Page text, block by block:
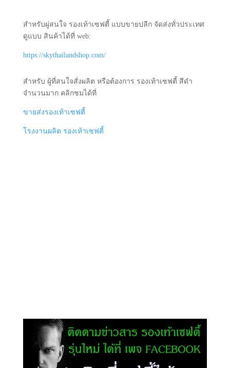
สำหรับผู่สนใจ รองเท้าเซฟตี้ แบบขายปลีก จัดส่งทั่วประเทศ
ดูแบบ สินค้าได้ที่ web:
https://skythailandshop.com/
สำหรับ ผู้ที่สนใจสั่งผลิต หรือต้องการ รองเท้าเซฟตี้ สีดำ
จำนวนมาก คลิกชมได้ที่
ขายส่งรองเท้าเซฟตี้
โรงงานผลิต รองเท้าเซฟตี้